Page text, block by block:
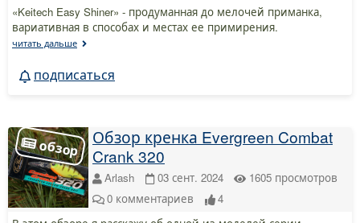
«Keitech Easy Shiner» - продуманная до мелочей приманка,
вариативная в способах и местах ее примирения.
читать дальше
подписаться
Обзор кренка Evergreen Combat
Crank 320
Arlash 03 сент. 2024 1605 просмотров
0 комментариев
4